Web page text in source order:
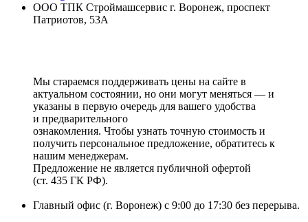
ООО ТПК Строймашсервис г. Воронеж, проспект
Патриотов, 53А
Мы стараемся поддерживать цены на сайте в
актуальном состоянии, но они могут меняться — и
указаны в первую очередь для вашего удобства
и предварительного
ознакомления. Чтобы узнать точную стоимость и
получить персональное предложение, обратитесь к
нашим менеджерам.
Предложение не является публичной офертой
(ст. 435 ГК РФ).
Главный офис (г. Воронеж) с 9:00 до 17:30 без перерыва.